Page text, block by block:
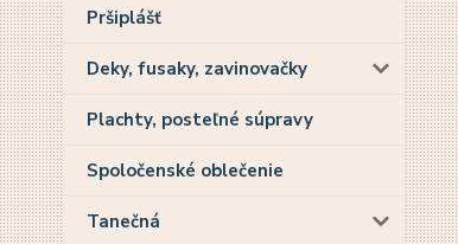
Pršiplášť
Deky, fusaky, zavinovačky
Plachty, posteľné súpravy
Spoločenské oblečenie
Tanečná